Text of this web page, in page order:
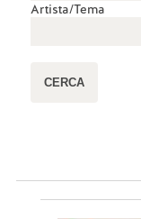
Artista/Tema